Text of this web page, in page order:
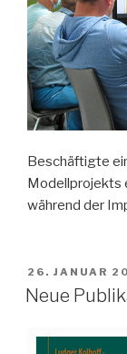
Beschäftigte
Modellprojekts
während der
AM
26. JANUAR
Neue